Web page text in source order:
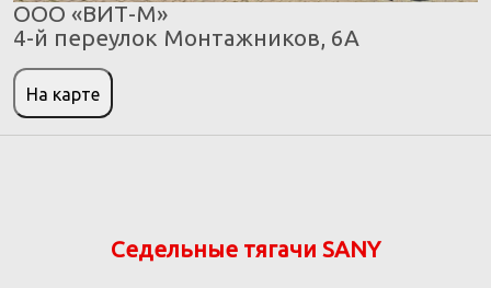
ООО «ВИТ-М»
4-й переулок Монтажников, 6А
На карте
Седельные тягачи SANY